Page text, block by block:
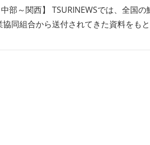
部～関西】 TSURINEWSでは、全国
協同組合から送付されてきた資料をも